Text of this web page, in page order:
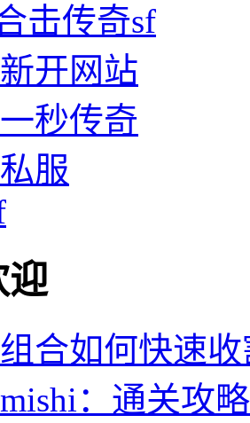
击传奇sf
开网站
秒传奇
服
迎
合如何快速
：通关攻